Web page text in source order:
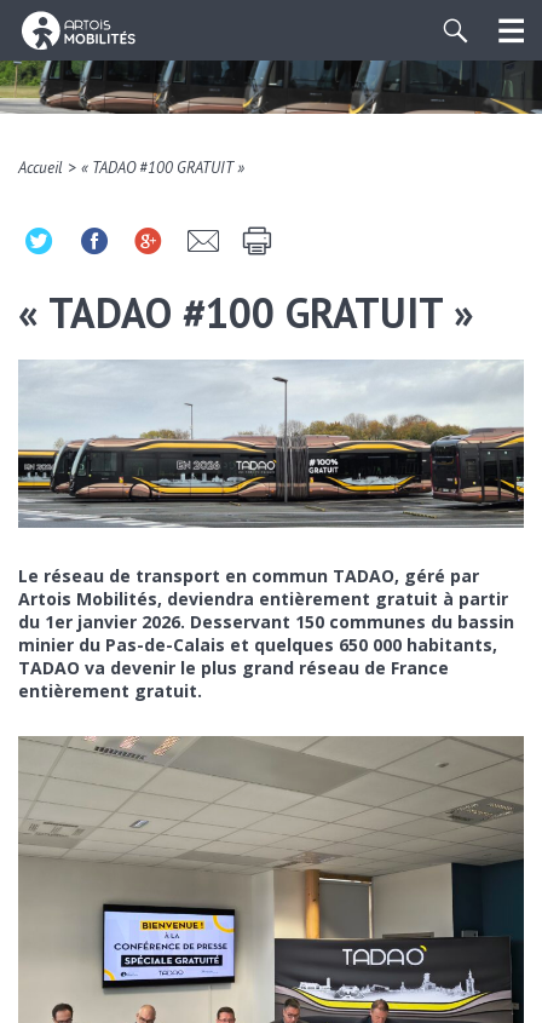
Accueil > « TADAO #100 GRATUIT »
« TADAO #100 GRATUIT »
Le réseau de transport en commun TADAO, géré par
Artois Mobilités, deviendra entièrement gratuit à partir
du 1er janvier 2026. Desservant 150 communes du bassin
minier du Pas-de-Calais et quelques 650 000 habitants,
TADAO va devenir le plus grand réseau de France
entièrement gratuit.